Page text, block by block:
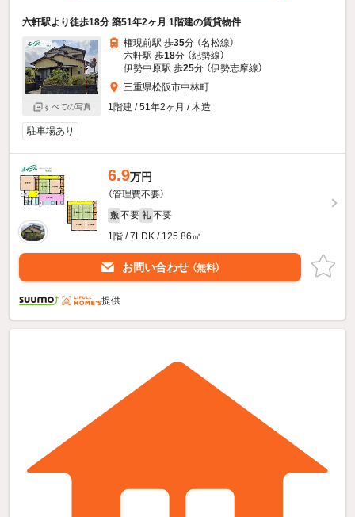
六軒駅より徒歩18分 築51年2ヶ月 1階建の賃貸物件
すべての写真
権現前駅 歩35分 （名松線）
六軒駅 歩18分 （紀勢線）
伊勢中原駅 歩25分 （伊勢志摩線）
三重県松阪市中林町
1階建 / 51年2ヶ月 / 木造
駐車場あり
6.9万円
（管理費不要）
敷 不要 礼 不要
1階 / 7LDK / 125.86㎡
お問い合わせ （無料）
提供